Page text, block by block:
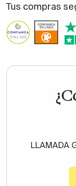
Tus compras
LLAMADA